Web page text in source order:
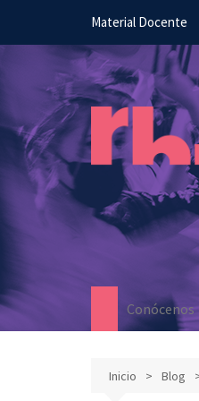
Material Docente
Conócenos
Inicio Blog